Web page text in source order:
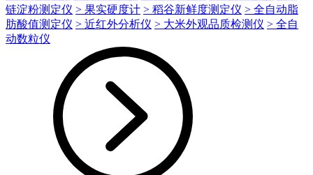
链淀粉测定仪 > 果实硬度计 > 稻谷新鲜度测定仪 > 全自动脂
肪酸值测定仪 > 近红外分析仪 > 大米外观品质检测仪 > 全自
动数粒仪